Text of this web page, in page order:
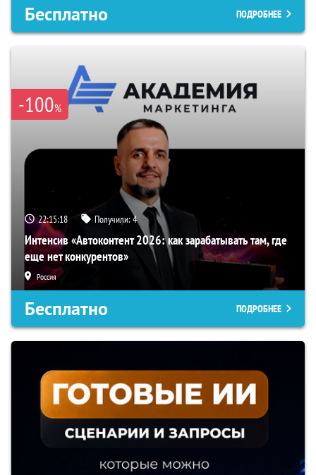
Бесплатно ПОДРОБНЕЕ
-100%
22:15:17 Получили:4
Интенсив «Автоконтент 2026: как зарабатывать там, где
еще нет конкурентов»
Россия
Бесплатно ПОДРОБНЕЕ